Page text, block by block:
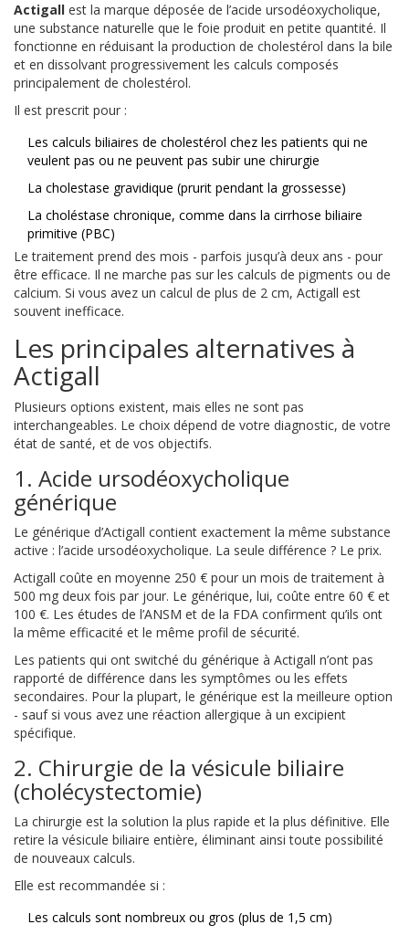
Actigall est la marque déposée de l’acide ursodéoxycholique,
une substance naturelle que le foie produit en petite quantité. Il
fonctionne en réduisant la production de cholestérol dans la bile
et en dissolvant progressivement les calculs composés
principalement de cholestérol.
Il est prescrit pour :
Les calculs biliaires de cholestérol chez les patients qui ne
veulent pas ou ne peuvent pas subir une chirurgie
La cholestase gravidique (prurit pendant la grossesse)
La choléstase chronique, comme dans la cirrhose biliaire
primitive (PBC)
Le traitement prend des mois - parfois jusqu’à deux ans - pour
être efficace. Il ne marche pas sur les calculs de pigments ou de
calcium. Si vous avez un calcul de plus de 2 cm, Actigall est
souvent inefficace.
Les principales alternatives à
Actigall
Plusieurs options existent, mais elles ne sont pas
interchangeables. Le choix dépend de votre diagnostic, de votre
état de santé, et de vos objectifs.
1. Acide ursodéoxycholique
générique
Le générique d’Actigall contient exactement la même substance
active : l’acide ursodéoxycholique. La seule différence ? Le prix.
Actigall coûte en moyenne 250 € pour un mois de traitement à
500 mg deux fois par jour. Le générique, lui, coûte entre 60 € et
100 €. Les études de l’ANSM et de la FDA confirment qu’ils ont
la même efficacité et le même profil de sécurité.
Les patients qui ont switché du générique à Actigall n’ont pas
rapporté de différence dans les symptômes ou les effets
secondaires. Pour la plupart, le générique est la meilleure option
- sauf si vous avez une réaction allergique à un excipient
spécifique.
2. Chirurgie de la vésicule biliaire
(cholécystectomie)
La chirurgie est la solution la plus rapide et la plus définitive. Elle
retire la vésicule biliaire entière, éliminant ainsi toute possibilité
de nouveaux calculs.
Elle est recommandée si :
Les calculs sont nombreux ou gros (plus de 1,5 cm)